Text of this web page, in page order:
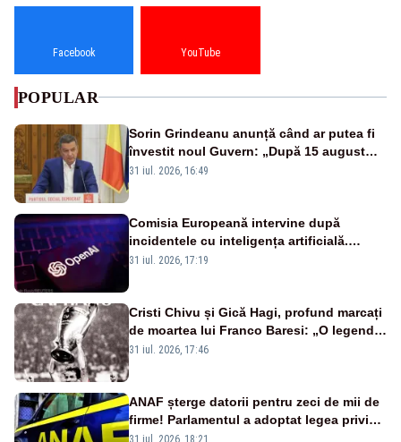
Facebook YouTube
POPULAR
Sorin Grindeanu anunță când ar putea fi
învestit noul Guvern: „După 15 august
sunt șanse mai mari”
31 iul. 2026, 16:49
Comisia Europeană intervine după
incidentele cu inteligența artificială.
OpenAI și Anthropic, vizate
31 iul. 2026, 17:19
Cristi Chivu și Gică Hagi, profund marcați
de moartea lui Franco Baresi: „O legendă
a fotbalului mondial”
31 iul. 2026, 17:46
ANAF șterge datorii pentru zeci de mii de
firme! Parlamentul a adoptat legea privind
amnistia fiscală
31 iul. 2026, 18:21